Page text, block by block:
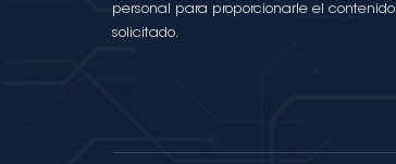
personal para proporcionarle el contenido
solicitado.